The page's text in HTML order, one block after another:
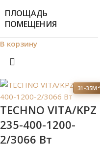
ПЛОЩАДЬ
ПОМЕЩЕНИЯ
В корзину
31-35М²
TECHNO VITA/KPZ
235-400-1200-
2/3066 Вт